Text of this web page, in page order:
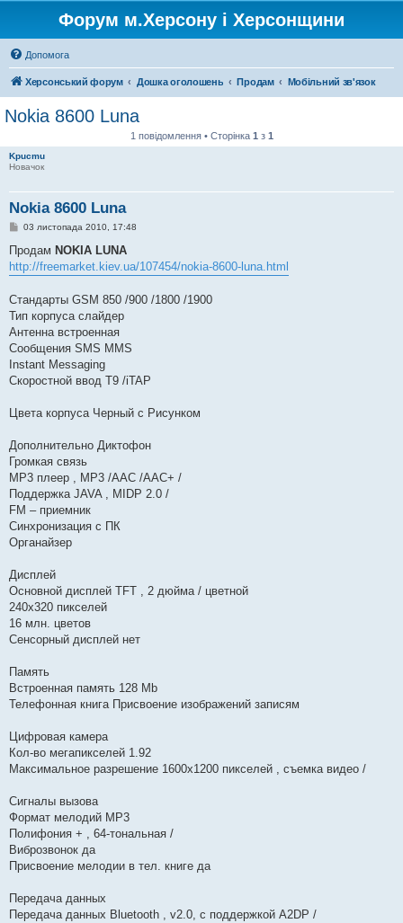
Форум м.Херсону і Херсонщини
Допомога
Херсонський форум Дошка оголошень Продам Мобільний зв'язок
Nokia 8600 Luna
1 повідомлення • Сторінка 1 з 1
Kpucmu
Новачок
Nokia 8600 Luna
П
в
д
л
е
н
н
я
03 листопада 2010, 17:48
Продам NOKIA LUNA
http://freemarket.kiev.ua/107454/nokia-8600-luna.html
Стандарты GSM 850 /900 /1800 /1900
Тип корпуса слайдер
Антенна встроенная
Сообщения SMS MMS
Instant Messaging
Скоростной ввод T9 /iTAP
Цвета корпуса Черный с Рисунком
Дополнительно Диктофон
Громкая связь
MP3 плеер , MP3 /AAC /AAC+ /
Поддержка JAVA , MIDP 2.0 /
FM – приемник
Синхронизация с ПК
Органайзер
Дисплей
Основной дисплей TFT , 2 дюйма / цветной
240x320 пикселей
16 млн. цветов
Сенсорный дисплей нет
Память
Встроенная память 128 Mb
Телефонная книга Присвоение изображений записям
Цифровая камера
Кол-во мегапикселей 1.92
Максимальное разрешение 1600x1200 пикселей , съемка видео /
Сигналы вызова
Формат мелодий MP3
Полифония + , 64-тональная /
Виброзвонок да
Присвоение мелодии в тел. книге да
Передача данных
Передача данных Bluetooth , v2.0, с поддержкой A2DP /